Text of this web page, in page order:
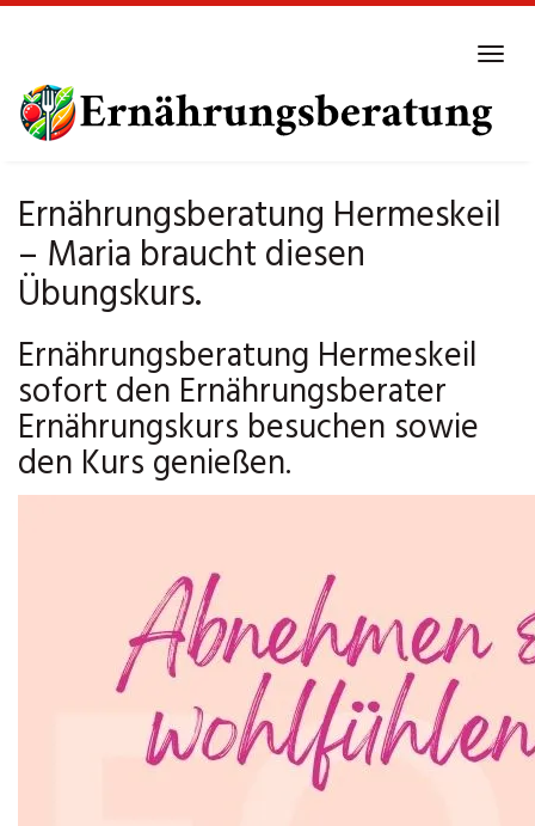
main
content
Ernährungsberatung Hermeskeil
– Maria braucht diesen
Übungskurs.
Ernährungsberatung Hermeskeil
sofort den Ernährungsberater
Ernährungskurs besuchen sowie
den Kurs genießen.